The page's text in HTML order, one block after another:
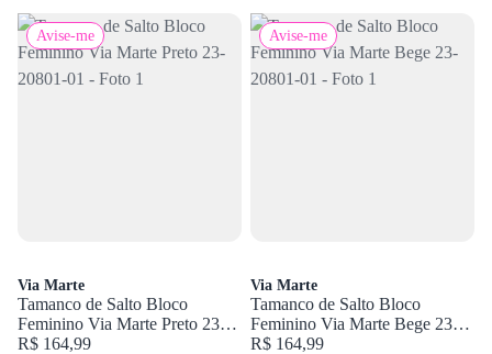
Avise-me
Via Marte
Tamanco de Salto Bloco
Feminino Via Marte Preto 23-
20801-01
R$ 164,99
Avise-me
Via Marte
Tamanco de Salto Bloco
Feminino Via Marte Bege 23-
20801-01
R$ 164,99